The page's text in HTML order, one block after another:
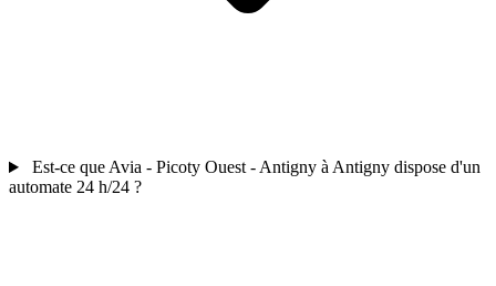
Est-ce que Avia - Picoty Ouest - Antigny à Antigny dispose d'un
automate 24 h/24 ?